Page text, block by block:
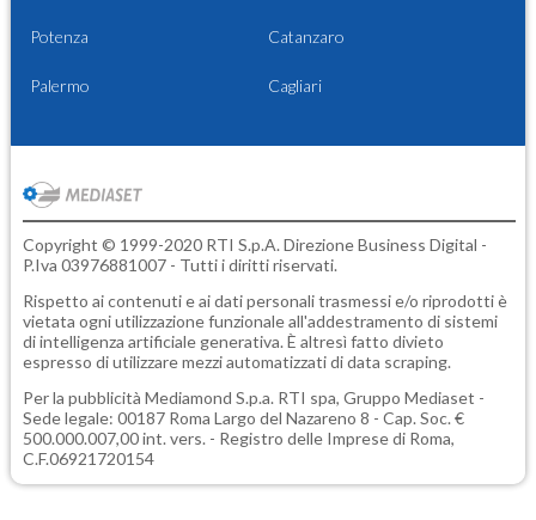
Potenza Catanzaro
Palermo Cagliari
Copyright © 1999-2020 RTI S.p.A. Direzione Business Digital -
P.Iva 03976881007 - Tutti i diritti riservati.
Rispetto ai contenuti e ai dati personali trasmessi e/o riprodotti è
vietata ogni utilizzazione funzionale all'addestramento di sistemi
di intelligenza artificiale generativa. È altresì fatto divieto
espresso di utilizzare mezzi automatizzati di data scraping.
Per la pubblicità Mediamond S.p.a. RTI spa, Gruppo Mediaset -
Sede legale: 00187 Roma Largo del Nazareno 8 - Cap. Soc. €
500.000.007,00 int. vers. - Registro delle Imprese di Roma,
C.F.06921720154